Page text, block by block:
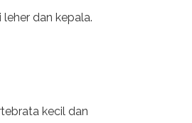
dan kepala.
kecil dan